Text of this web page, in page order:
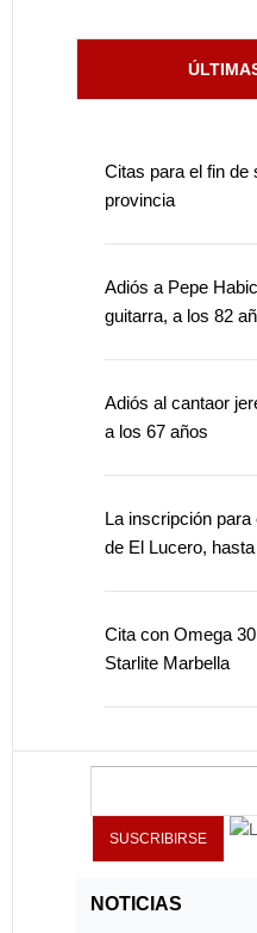
Citas para el fin de
provincia
Adiós a Pepe
guitarra, a los 82
Adiós al cantaor
a los 67 años
La inscripción
de El Lucero,
Cita con Omega
Starlite Marbella
NOTICIAS